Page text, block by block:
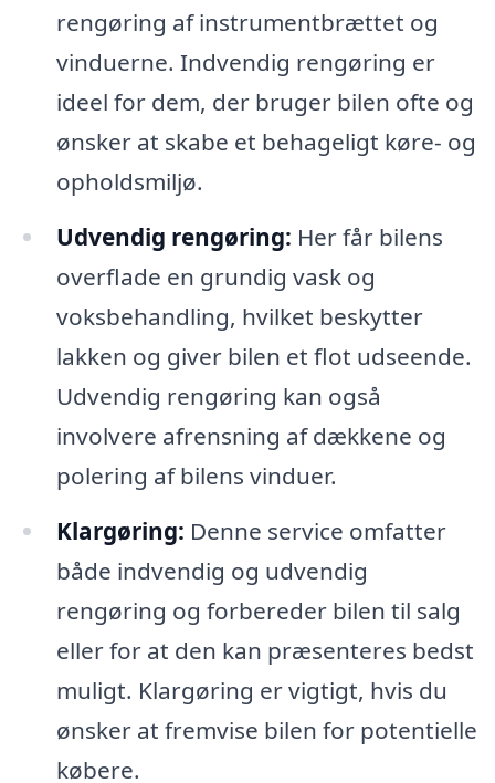
rengøring af instrumentbrættet og
vinduerne. Indvendig rengøring er
ideel for dem, der bruger bilen ofte og
ønsker at skabe et behageligt køre- og
opholdsmiljø.
Udvendig rengøring: Her får bilens
overflade en grundig vask og
voksbehandling, hvilket beskytter
lakken og giver bilen et flot udseende.
Udvendig rengøring kan også
involvere afrensning af dækkene og
polering af bilens vinduer.
Klargøring: Denne service omfatter
både indvendig og udvendig
rengøring og forbereder bilen til salg
eller for at den kan præsenteres bedst
muligt. Klargøring er vigtigt, hvis du
ønsker at fremvise bilen for potentielle
købere.